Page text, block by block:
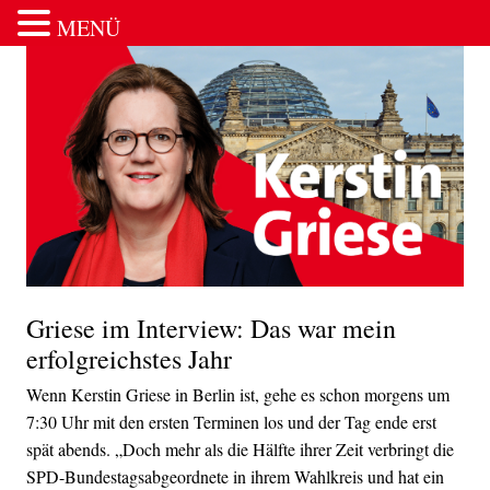
Zum Inhalt springen
Griese im Interview: Das war mein
erfolgreichstes Jahr
Wenn Kerstin Griese in Berlin ist, gehe es schon morgens um
7:30 Uhr mit den ersten Terminen los und der Tag ende erst
spät abends. „Doch mehr als die Hälfte ihrer Zeit verbringt die
SPD-Bundestagsabgeordnete in ihrem Wahlkreis und hat ein
MENÜ